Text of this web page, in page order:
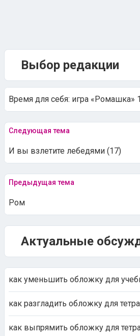
Выбор редакции
Время для себя: игра «Ромашка»
Следующая тема
И вы взлетите лебедями (17)
Предыдущая тема
Ром
Актуальные
как уменьшить обложку для
как разгладить обложку для
как выпрямить обложку для